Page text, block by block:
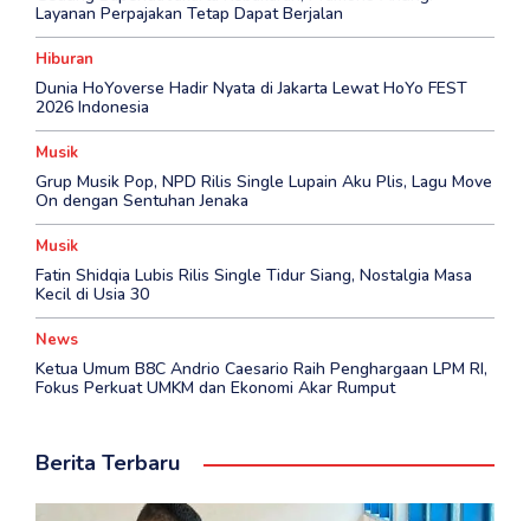
Layanan Perpajakan Tetap Dapat Berjalan
Hiburan
Dunia HoYoverse Hadir Nyata di Jakarta Lewat HoYo FEST
2026 Indonesia
Musik
Grup Musik Pop, NPD Rilis Single Lupain Aku Plis, Lagu Move
On dengan Sentuhan Jenaka
Musik
Fatin Shidqia Lubis Rilis Single Tidur Siang, Nostalgia Masa
Kecil di Usia 30
News
Ketua Umum B8C Andrio Caesario Raih Penghargaan LPM RI,
Fokus Perkuat UMKM dan Ekonomi Akar Rumput
Berita Terbaru